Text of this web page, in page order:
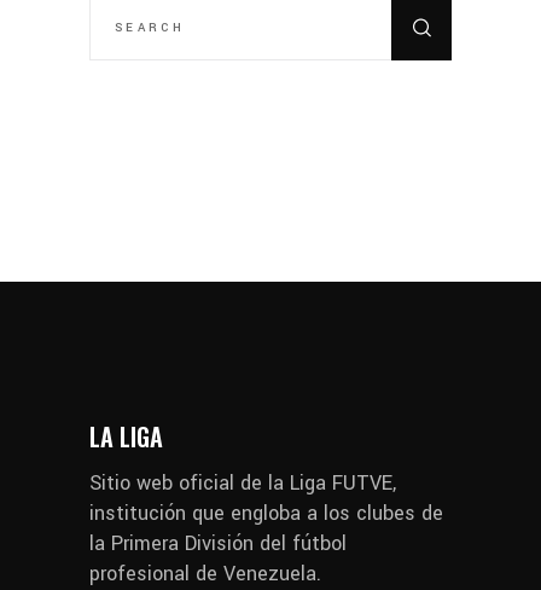
LA LIGA
Sitio web oficial de la Liga FUTVE,
institución que engloba a los clubes de
la Primera División del fútbol
profesional de Venezuela.